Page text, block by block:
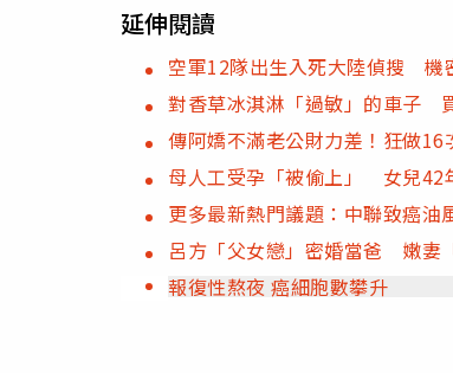
延伸閱讀
空軍12隊出生入死大陸偵搜 機
對香草冰淇淋「過敏」的車子
傳阿嬌不滿老公財力差！狂做
母人工受孕「被偷上」 女兒42
更多最新熱門議題：中聯致癌油
呂方「父女戀」密婚當爸 嫩妻
報復性熬夜 癌細胞數攀升